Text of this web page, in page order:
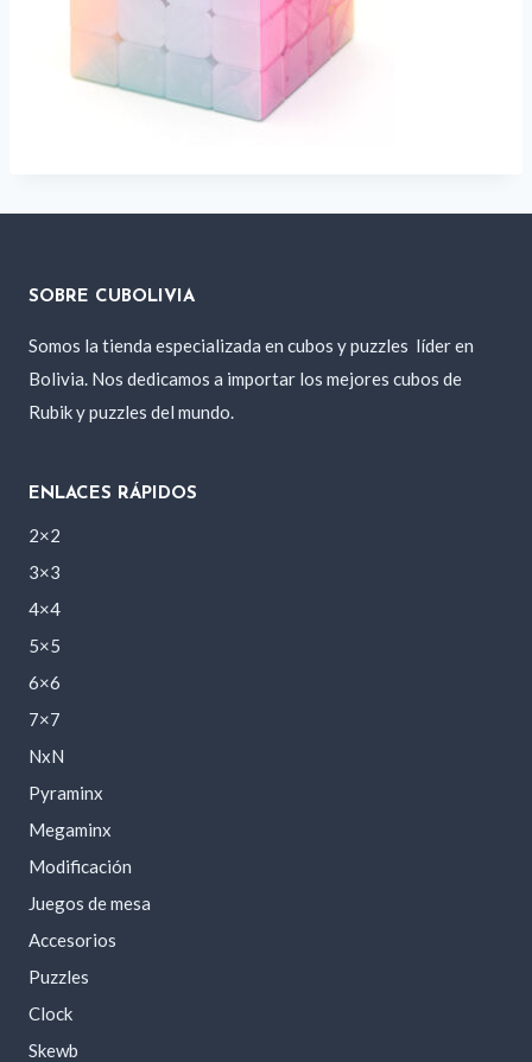
SOBRE CUBOLIVIA
Somos la tienda especializada en cubos y puzzles líder en
Bolivia. Nos dedicamos a importar los mejores cubos de
Rubik y puzzles del mundo.
ENLACES RÁPIDOS
2×2
3×3
4×4
5×5
6×6
7×7
NxN
Pyraminx
Megaminx
Modificación
Juegos de mesa
Accesorios
Puzzles
Clock
Skewb